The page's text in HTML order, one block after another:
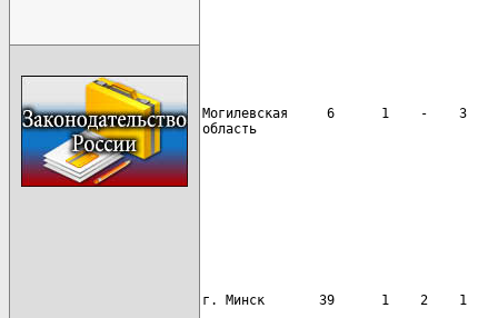
Могилевская     6      1    -    3
область